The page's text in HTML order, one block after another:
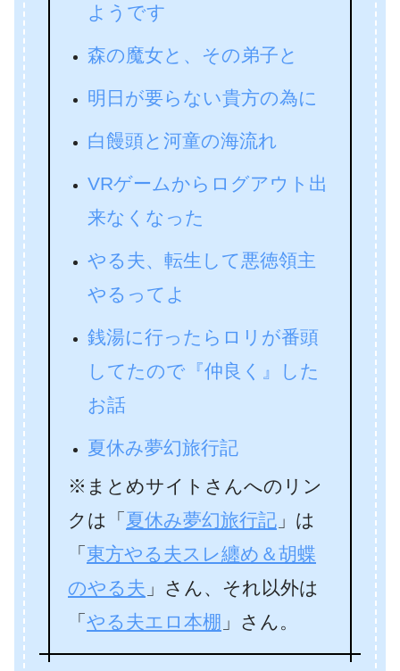
ようです
森の魔女と、その弟子と
明日が要らない貴方の為に
白饅頭と河童の海流れ
VRゲームからログアウト出
来なくなった
やる夫、転生して悪徳領主
やるってよ
銭湯に行ったらロリが番頭
してたので『仲良く』した
お話
夏休み夢幻旅行記
※まとめサイトさんへのリン
クは「 夏休み夢幻旅行記 」は
「 東方やる夫スレ纏め＆胡蝶
のやる夫 」さん、それ以外は
「 やる夫エロ本棚 」さん。